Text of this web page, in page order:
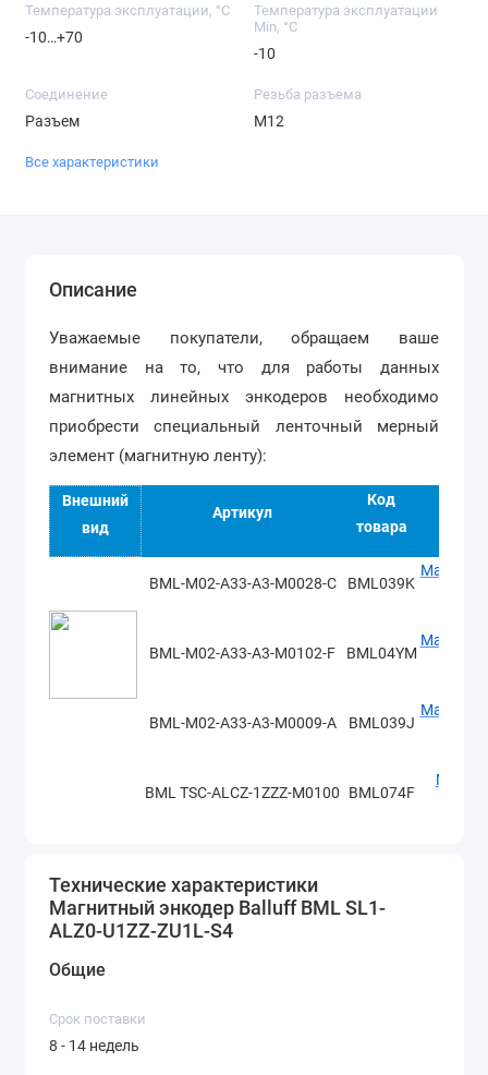
Температура эксплуатации, °C
-10…+70
Температура эксплуатации
Min, °C
-10
Соединение
Разъем
Резьба разъема
M12
Все характеристики
Описание
Уважаемые покупатели, обращаем ваше
внимание на то, что для работы данных
магнитных линейных энкодеров необходимо
приобрести специальный ленточный мерный
элемент (магнитную ленту):
Внешний
вид
Артикул
Код
товара
BML-M02-A33-A3-M0028-C BML039K
BML-M02-A33-A3-M0102-F BML04YM
BML-M02-A33-A3-M0009-A BML039J
BML TSC-ALCZ-1ZZZ-M0100 BML074F
BML TSC-ALCZ-1ZZZ-M2400
Технические характеристики
Магнитный энкодер Balluff BML SL1-
ALZ0-U1ZZ-ZU1L-S4
Общие
Срок поставки
8 - 14 недель